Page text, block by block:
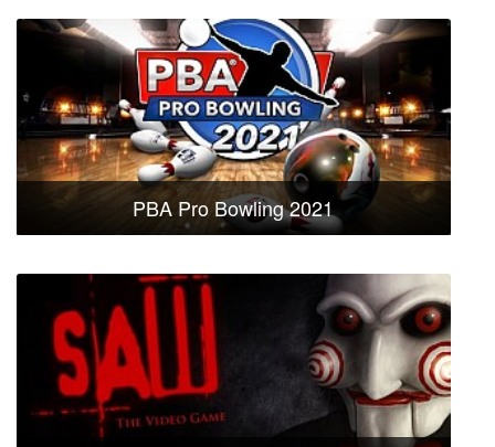
PBA Pro Bowling 2021